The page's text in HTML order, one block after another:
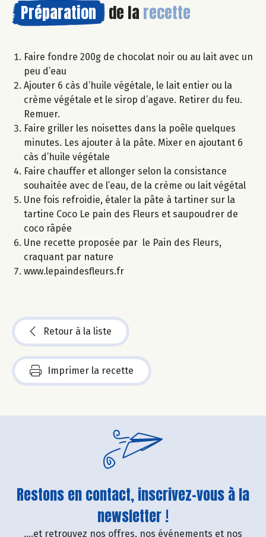
Préparation de la recette
Faire fondre 200g de chocolat noir ou au lait avec un
peu d’eau
Ajouter 6 càs d’huile végétale, le lait entier ou la
crème végétale et le sirop d’agave. Retirer du feu.
Remuer.
Faire griller les noisettes dans la poêle quelques
minutes. Les ajouter à la pâte. Mixer en ajoutant 6
càs d’huile végétale
Faire chauffer et allonger selon la consistance
souhaitée avec de l’eau, de la crème ou lait végétal
Une fois refroidie, étaler la pâte à tartiner sur la
tartine Coco Le pain des Fleurs et saupoudrer de
coco râpée
Une recette proposée par le Pain des Fleurs,
craquant par nature
www.lepaindesfleurs.fr
Retour à la liste
Imprimer la recette
Restons en contact, inscrivez-vous à la
newsletter !
....et retrouvez nos offres, nos événements et nos